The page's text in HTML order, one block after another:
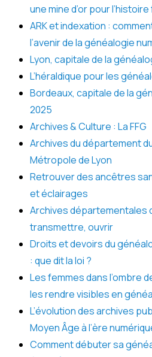
une mine d’or pour
ARK et indexation :
l’avenir de la généalogie
Lyon, capitale de la
L’héraldique pour les
Bordeaux, capitale de la
2025
Archives & Culture : La FFG
Archives du département
Métropole de Lyon
Retrouver des ancêtres
et éclairages
Archives départementales
transmettre, ouvrir
Droits et devoirs du
: que dit la loi ?
Les femmes dans l’ombre
les rendre visibles en
L’évolution des archives
Moyen Âge à l’ère
Comment débuter sa